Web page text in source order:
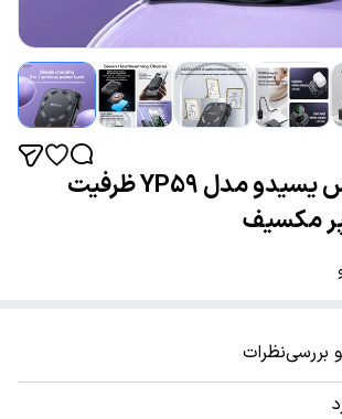
پاوربانک وایرلس یسیدو مدل YP59 ظرفیت
بررسینظرات